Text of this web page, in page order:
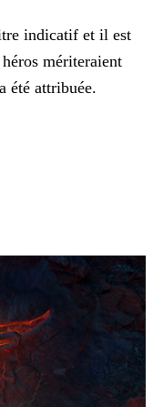
indicatif et il est
mériteraient
été attribuée.